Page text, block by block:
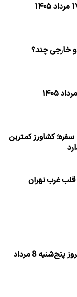
و خارجی چند؟
کشاورز کمترین
غرب تهران
قیمت طلا، سکه و ارز امروز پنج‌شنبه 8 مرداد